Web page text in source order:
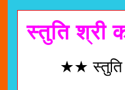
स्तुति श्री
★★ स्तुति